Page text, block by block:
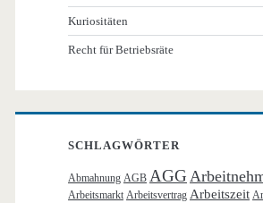
Kuriositäten
Recht für Betriebsräte
SCHLAGWÖRTER
Abmahnung AGB AGG
Arbeitsmarkt Arbeitsvertrag Arbeitszeit